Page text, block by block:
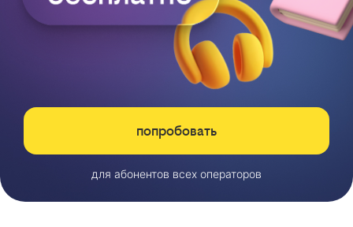
попробовать
для абонентов всех операторов